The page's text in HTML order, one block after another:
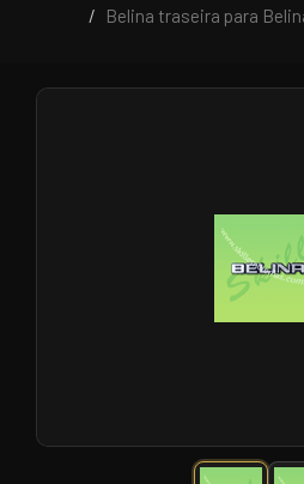
Belina traseira para